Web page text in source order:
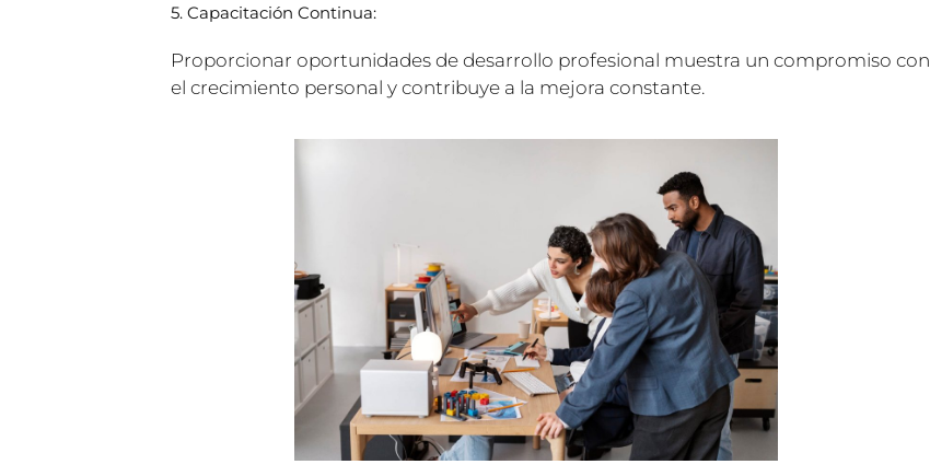
5. Capacitación Continua:
Proporcionar oportunidades de desarrollo profesional muestra un compromiso con
el crecimiento personal y contribuye a la mejora constante.